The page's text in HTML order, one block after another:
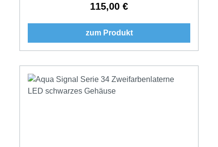
Regulärer Preis:
115,00 €
zum Produkt